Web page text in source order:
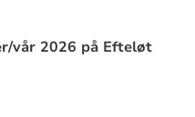
vår 2026 på Efteløt